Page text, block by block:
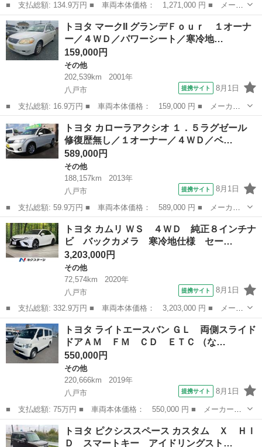
■ 支払総額: 134.9万円 ■ 車両本体価格： 1,271,000 円 ■ メーカ
ー名： トヨタ ■ 車種名： タウンエーストラック ■ グレード
名： ＤＸ 全国１年保証付き（走行距離無制限）／修復歴無し／４
ＷＤ／オー...
青森 八戸市 その他
トヨタ マークII グランデＦｏｕｒ １オーナ
ー／４ＷＤ／パワーシート／寒冷地…
159,000円
その他
202,539km
2001年
八戸市
提携サイト 8月1日
■ 支払総額: 16.9万円 ■ 車両本体価格： 159,000 円 ■ メーカー
名： トヨタ ■ 車種名： マークII ■ グレード名： グランデＦｏ
ｕｒ １オーナー／４ＷＤ／パワーシート／寒冷地仕様／ドアミラー
ヒーター...
青森 八戸市 その他
トヨタ カローラアクシオ １．５ラグゼール
修復歴無し／１オーナー／４ＷＤ／ベ…
589,000円
その他
188,157km
2013年
八戸市
提携サイト 8月1日
■ 支払総額: 59.9万円 ■ 車両本体価格： 589,000 円 ■ メーカー
名： トヨタ ■ 車種名： カローラアクシオ ■ グレード名：
１．５ラグゼール 修復歴無し／１オーナー／４ＷＤ／ベンチレーシ
ョンシート／地...
青森 八戸市 その他
トヨタ カムリ ＷＳ ４ＷＤ 純正８インチナ
ビ バックカメラ 寒冷地仕様 セー…
3,203,000円
その他
72,574km
2020年
八戸市
提携サイト 8月1日
■ 支払総額: 332.9万円 ■ 車両本体価格： 3,203,000 円 ■ メーカ
ー名： トヨタ ■ 車種名： カムリ ■ グレード名： ＷＳ ４Ｗ
Ｄ 純正８インチナビ バックカメラ 寒冷地仕様 セーフティセン
ス レー...
青森 八戸市 その他
トヨタ ライトエースバン ＧＬ 両側スライド
ドアＡＭ ＦＭ ＣＤ ＥＴＣ （な…
550,000円
その他
220,666km
2019年
八戸市
提携サイト 8月1日
■ 支払総額: 75万円 ■ 車両本体価格： 550,000 円 ■ メーカー
名： トヨタ ■ 車種名： ライトエースバン ■ グレード名： Ｇ
Ｌ 両側スライドドアＡＭ ＦＭ ＣＤ ＥＴＣ ■ 排気量：
1500cc ■ ...
青森 八戸市 その他
トヨタ ピクシススペース カスタム Ｘ ＨＩ
Ｄ スマートキー アイドリングスト…